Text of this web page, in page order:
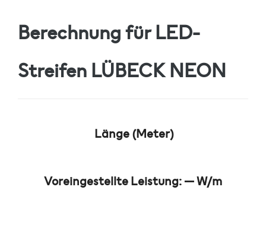
Berechnung für LED-
StreifenLÜBECK NEON
Länge (Meter)
Voreingestellte Leistung:—W/m